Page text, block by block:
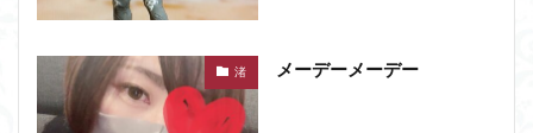
渚 メーデーメーデー